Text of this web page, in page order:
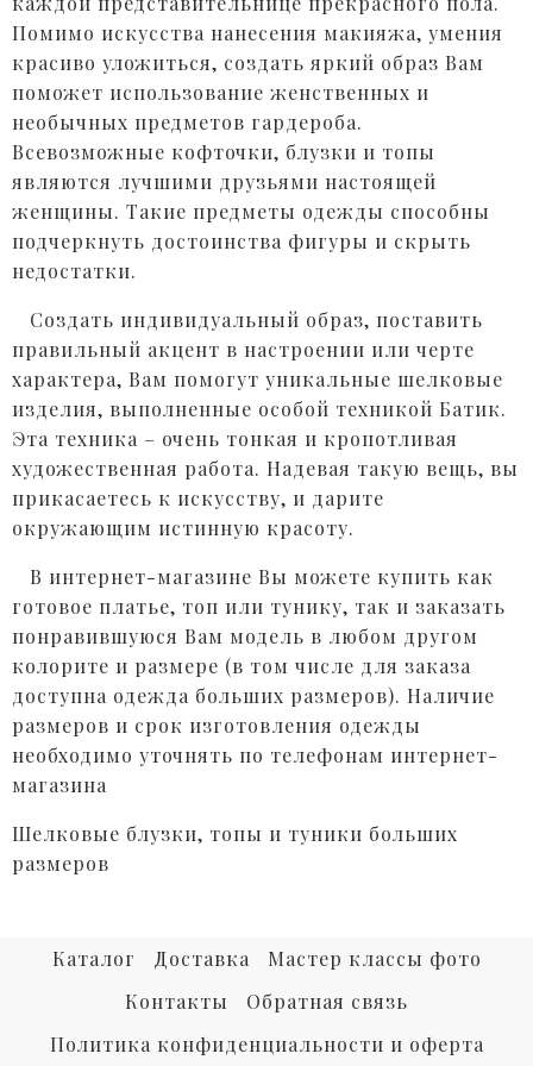
Помимо искусства нанесения макияжа, умения
красиво уложиться, создать яркий образ Вам
поможет использование женственных и
необычных предметов гардероба.
Всевозможные кофточки, блузки и топы
являются лучшими друзьями настоящей
женщины. Такие предметы одежды способны
подчеркнуть достоинства фигуры и скрыть
недостатки.
Создать индивидуальный образ, поставить
правильный акцент в настроении или черте
характера, Вам помогут уникальные шелковые
изделия, выполненные особой техникой Батик.
Эта техника – очень тонкая и кропотливая
художественная работа. Надевая такую вещь, вы
прикасаетесь к искусству, и дарите
окружающим истинную красоту.
В интернет-магазине Вы можете купить как
готовое платье, топ или тунику, так и заказать
понравившуюся Вам модель в любом другом
колорите и размере (в том числе для заказа
доступна одежда больших размеров). Наличие
размеров и срок изготовления одежды
необходимо уточнять по телефонам интернет-
магазина
Шелковые блузки, топы и туники больших
размеров
Каталог Доставка
Мастер классы фото
Контакты
Обратная связь
Политика конфиденциальности и оферта